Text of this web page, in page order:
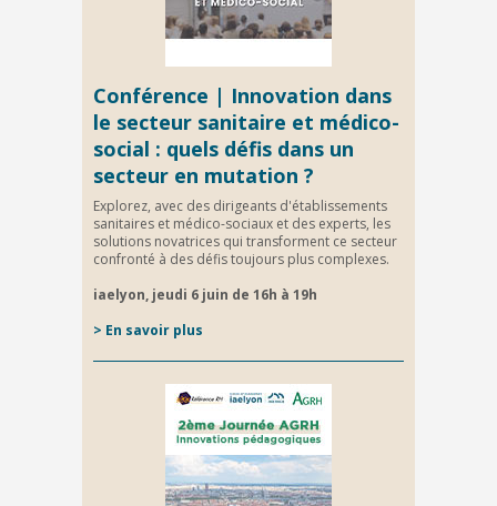
Conférence | Innovation dans
le secteur sanitaire et médico-
social : quels défis dans un
secteur en mutation ?
Explorez, avec des dirigeants d'établissements
sanitaires et médico-sociaux et des experts, les
solutions novatrices qui transforment ce secteur
confronté à des défis toujours plus complexes.
iaelyon, jeudi 6 juin de 16h à 19h
> En savoir plus